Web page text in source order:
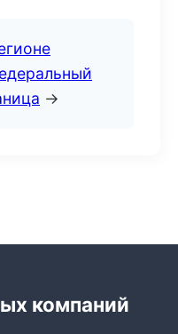
→
компаний